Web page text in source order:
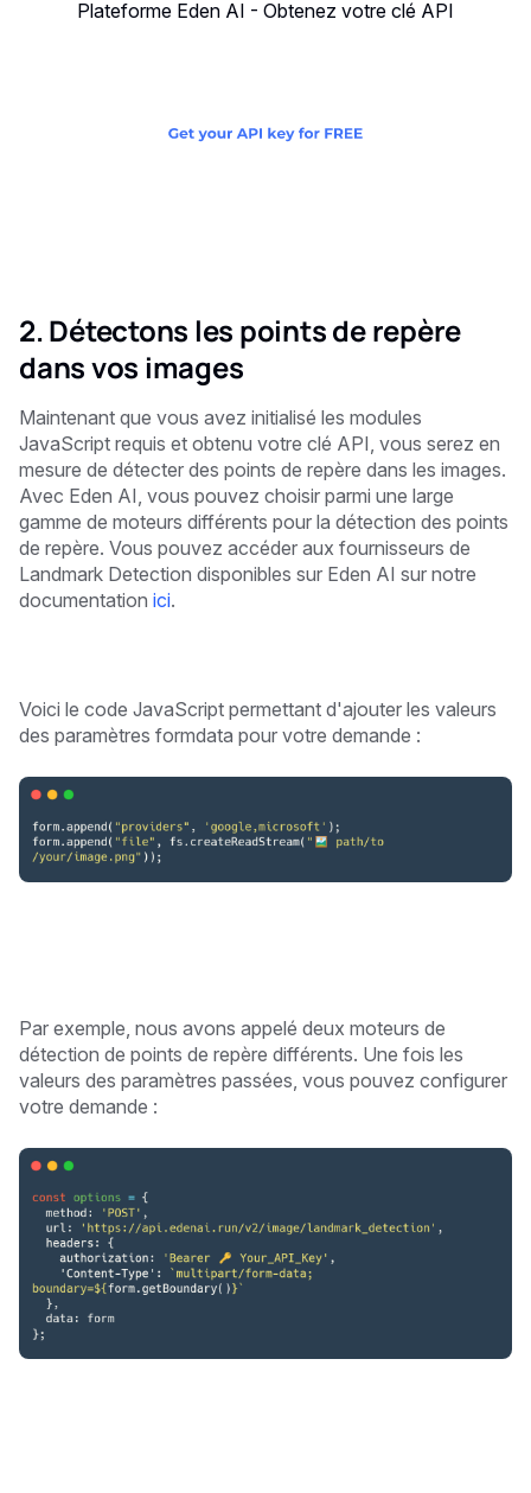
Plateforme Eden AI - Obtenez votre clé API
2. Détectons les points de repère
dans vos images
Maintenant que vous avez initialisé les modules
JavaScript requis et obtenu votre clé API, vous serez en
mesure de détecter des points de repère dans les images.
Avec Eden AI, vous pouvez choisir parmi une large
gamme de moteurs différents pour la détection des points
de repère. Vous pouvez accéder aux fournisseurs de
Landmark Detection disponibles sur Eden AI sur notre
documentation ici.
Voici le code JavaScript permettant d'ajouter les valeurs
des paramètres formdata pour votre demande :
Par exemple, nous avons appelé deux moteurs de
détection de points de repère différents. Une fois les
valeurs des paramètres passées, vous pouvez configurer
votre demande :